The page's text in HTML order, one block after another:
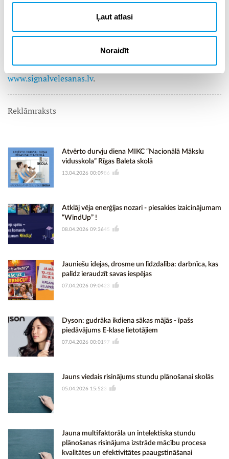
Ļaut atlasi
Noraidīt
Atgādinām, ka Signālvēlēšanu balsojums notiks par tām
pašām partijām un deputātu kandidātiem, kas piedalīsies
Saeimas vēlēšanās. Vēlēšanu rezultāti tiks paziņoti 3.
Informācija par Signālvēlēšanām pieejama tīmekļa vietnē
www.signalvelesanas.lv.
Reklāmraksts
Atvērto durvju diena MIKC “Nacionālā Mākslu
vidusskola” Rīgas Baleta skolā
13.04.2026 00:09 86
Atklāj vēja enerģijas nozari - piesakies izaicinājumam
“WindUp” !
08.04.2026 09:3645
Jauniešu idejas, drosme un līdzdalība: darbnīca, kas
palīdz ieraudzīt savas iespējas
07.04.2026 09:0423
Dyson: gudrāka ikdiena sākas mājās - īpašs
piedāvājums E-klase lietotājiem
07.04.2026 00:01 97
Jauns viedais risinājums stundu plānošanai skolās
05.04.2026 15:52 3
Jauna multifaktorāla un intelektiska stundu
plānošanas risinājuma izstrāde mācību procesa
kvalitātes un efektivitātes paaugstināšanai